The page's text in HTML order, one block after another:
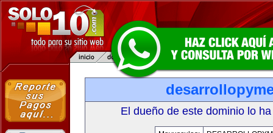
El dueño de este dominio lo